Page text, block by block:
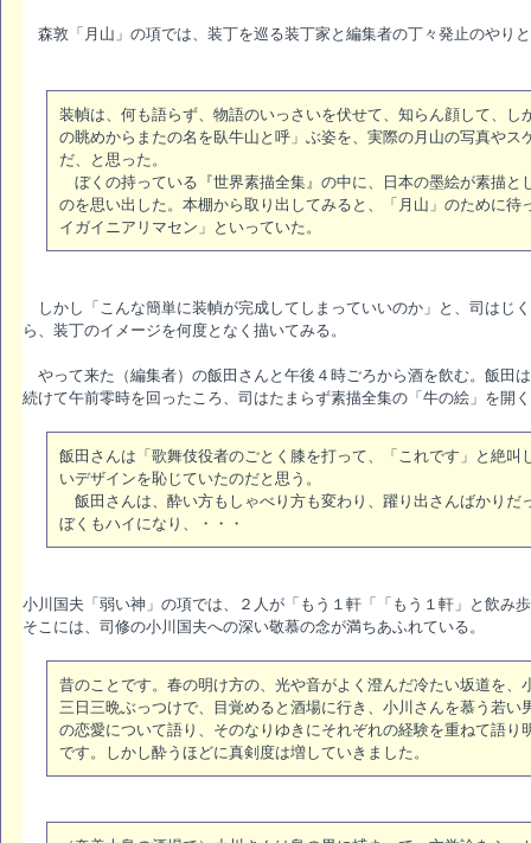
森敦「月山」の項では、装丁を巡る装丁家と編集者の丁々発止のやり
装幀は、何も語らず、物語のいっさいを伏せて、知らん顔して、
の眺めからまたの名を臥牛山と呼」ぶ姿を、実際の月山の写真や
だ、と思った。
ぼくの持っている『世界素描全集』の中に、日本の墨絵が素描と
のを思い出した。本棚から取り出してみると、「月山」のために
イガイニアリマセン」といっていた。
しかし「こんな簡単に装幀が完成してしまっていいのか」と、司はじ
ら、装丁のイメージを何度となく描いてみる。
やって来た（編集者）の飯田さんと午後４時ごろから酒を飲む。飯田
続けて午前零時を回ったころ、司はたまらず素描全集の「牛の絵」を開
飯田さんは「歌舞伎役者のごとく膝を打って、「これです」と絶
いデザインを恥じていたのだと思う。
飯田さんは、酔い方もしゃべり方も変わり、躍り出さんばかりだ
ぼくもハイになり、・・・
小川国夫「弱い神」の項では、２人が「もう１軒「「もう１軒」と飲み
そこには、司修の小川国夫への深い敬慕の念が満ちあふれている。
昔のことです。春の明け方の、光や音がよく澄んだ冷たい坂道を
三日三晩ぶっつけで、目覚めると酒場に行き、小川さんを慕う若
の恋愛について語り、そのなりゆきにそれぞれの経験を重ねて語
です。しかし酔うほどに真剣度は増していきました。